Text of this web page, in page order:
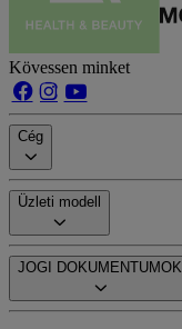
Kövessen minket
Cég
Üzleti modell
JOGI DOKUMENTUMOK